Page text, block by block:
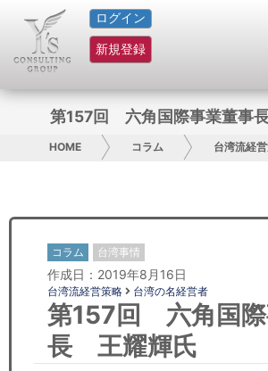
ログイン
新規登録
HOME
サービス紹介
コラム
グループ概要
日本人にPR
コンサルティング
リサーチ
第157回 六角国際事業董事
HOME コラム 台湾流経
コラム 台湾事情
作成日：2019年8月16日
台湾流経営策略 台湾の名経営者
第157回 六角国際
長 王耀輝氏